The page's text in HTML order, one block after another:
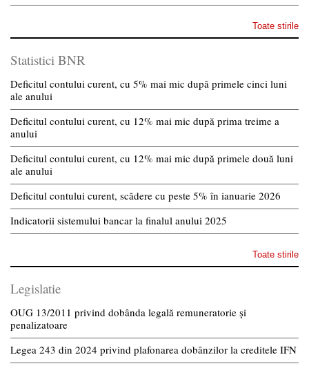
Toate stirile
Statistici BNR
Deficitul contului curent, cu 5% mai mic după primele cinci luni
ale anului
Deficitul contului curent, cu 12% mai mic după prima treime a
anului
Deficitul contului curent, cu 12% mai mic după primele două luni
ale anului
Deficitul contului curent, scădere cu peste 5% în ianuarie 2026
Indicatorii sistemului bancar la finalul anului 2025
Toate stirile
Legislatie
OUG 13/2011 privind dobânda legală remuneratorie și
penalizatoare
Legea 243 din 2024 privind plafonarea dobânzilor la creditele IFN